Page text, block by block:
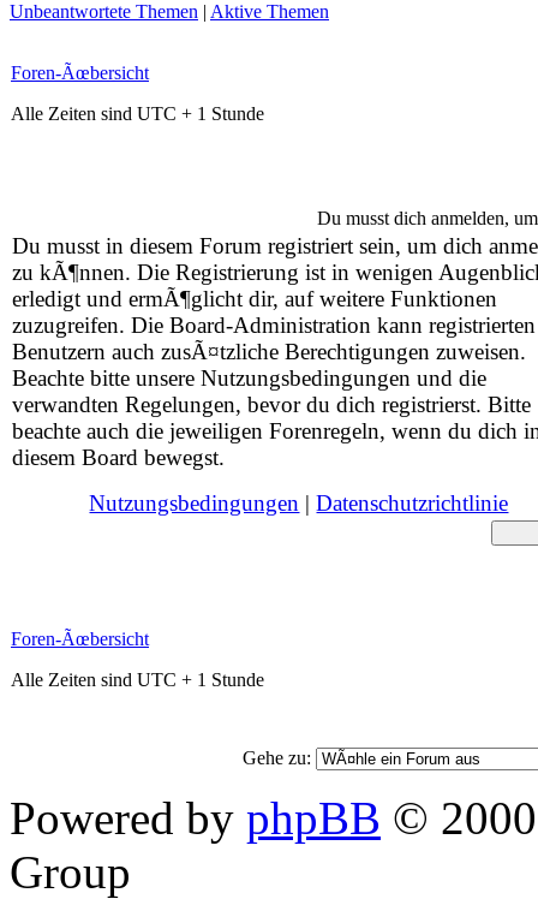
Unbeantwortete Themen | Aktive Themen
Foren-Ãœbersicht
Alle Zeiten sind UTC + 1 Stunde
Du musst dich anmelden,
Du musst in diesem Forum registriert sein, um dich
zu kÃ¶nnen. Die Registrierung ist in wenigen
erledigt und ermÃ¶glicht dir, auf weitere Funktionen
zuzugreifen. Die Board-Administration kann registrierten
Benutzern auch zusÃ¤tzliche Berechtigungen zuweisen.
Beachte bitte unsere Nutzungsbedingungen und die
verwandten Regelungen, bevor du dich registrierst. Bitte
beachte auch die jeweiligen Forenregeln, wenn du dich
diesem Board bewegst.
Nutzungsbedingungen |Datenschutzrichtlinie
Foren-Ãœbersicht
Alle Zeiten sind UTC + 1 Stunde
Gehe zu:
Powered by phpBB ©
Group